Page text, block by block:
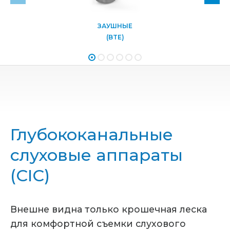
ЗАУШНЫЕ
(BTE)
Глубококанальные
слуховые аппараты
(СIC)
Внешне видна только крошечная леска
для комфортной съемки слухового